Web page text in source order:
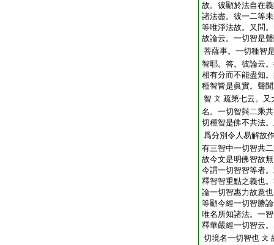
故。彼顯於法自在
諸法盡。彼一二等
等唯淨法故。又問
故論云。一切智是
菩薩事。一切種智
智耶。答。彼論云
相有分而不能盡知
種智皆是眞實。聲
智 文 疏第七云。又
名。一切智與二乘
切種智是佛不共法
爲分別令人易解故
有三智中一切智共
故今文是明佛智故
今謂一切智智等者
釋智智重點之義也
論一切智惠力故意
等顯今經一切智勝
唯名所知諸法。一
釋華嚴經一切智云
切境名一切智也 文